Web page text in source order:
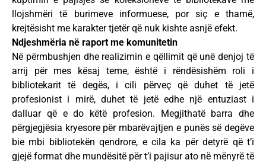
llojshmëri të burimeve informuese, por siç e thamë,
krejtësisht me karakter tjetër që nuk kishte asnjë efekt.
Ndjeshmëria në raport me komunitetin
Në përmbushjen dhe realizimin e qëllimit që unë denjoj të
arrij për mes kësaj teme, është i rëndësishëm roli i
bibliotekarit të degës, i cili përveç që duhet të jetë
profesionist i mirë, duhet të jetë edhe një entuziast i
dalluar që e do këtë profesion. Megjithatë barra dhe
përgjegjësia kryesore për mbarëvajtjen e punës së degëve
bie mbi bibliotekën qendrore, e cila ka për detyrë që t’i
gjejë format dhe mundësitë për t’i pajisur ato në mënyrë të